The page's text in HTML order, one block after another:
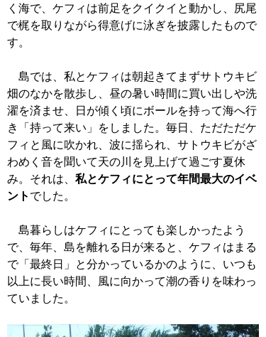
く海で、ケフィは前足をクイクイと動かし、尻尾
で梶を取りながら得意げに泳ぎを披露したもので
す。
島では、私とケフィは朝起きてまずサトウキビ
畑のなかを散歩し、昼の暑い時間に買い出しや洗
濯を済ませ、日が傾く頃にボールを持って海へ行
き「持って来い」をしました。毎日、ただただケ
フィと風に吹かれ、波に揺られ、サトウキビがざ
わめく音を聞いて天の川を見上げて過ごす夏休
み。それは、 私とケフィにとって年間最大のイベ
ント でした。
島暮らしはケフィにとっても楽しかったよう
で、毎年、島を離れる日が来ると、ケフィはまる
で「最終日」と分かっているかのように、いつも
以上に長い時間、風に向かって潮の香りを味わっ
ていました。